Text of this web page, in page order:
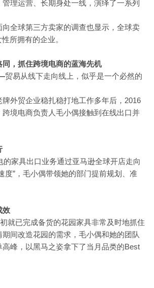
理运营、长期身处一线，演绎了一系列
全球第三方卖家的调查也显示，全球卖
所拥有的企业。
同，抓住跨境电商的蓝海先机
贸易从线下走向线上，似乎是一个必然的
外贸企业稳扎稳打地工作多年后， 2016
境电商负责人毛小偶接触到在线出口并
的家具出口业务通过亚马逊全球开店走向
度”，毛小偶带领她的部门提前规划、准
效
就已完成备货的花园家具非常及时地抓住
间改造花园的需求，毛小偶和她的团队
峰，以黑马之姿拿下了当月品类的Best